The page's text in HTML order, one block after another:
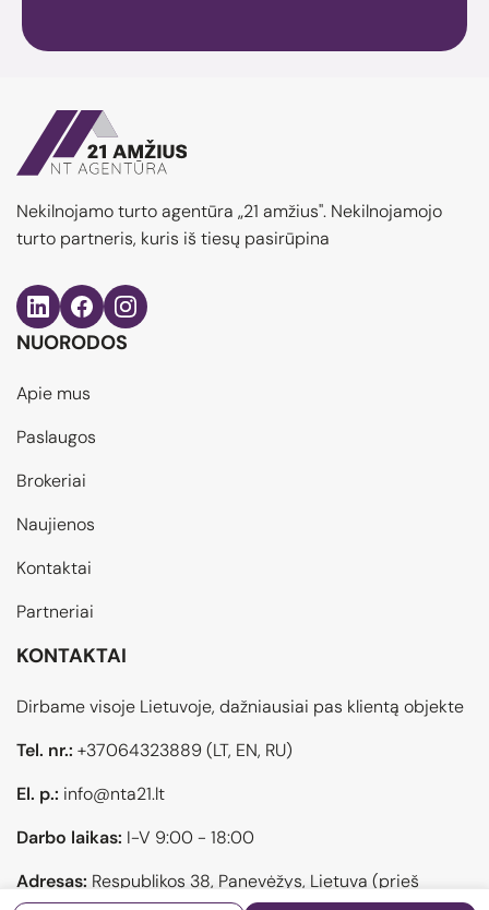
Nekilnojamo turto agentūra „21 amžius". Nekilnojamojo
turto partneris, kuris iš tiesų pasirūpina
NUORODOS
Apie mus
Paslaugos
Brokeriai
Naujienos
Kontaktai
Partneriai
KONTAKTAI
Dirbame visoje Lietuvoje, dažniausiai pas klientą objekte
Tel. nr.: +37064323889(LT, EN, RU)
El. p.: info@nta21.lt
Darbo laikas: I-V 9:00 - 18:00
Adresas: Respublikos 38, Panevėžys, Lietuva (prieš